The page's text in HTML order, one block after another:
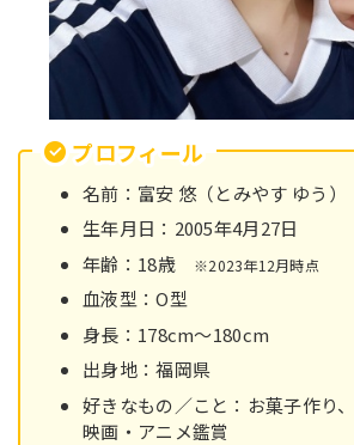
プロフィール
名前：富安 悠（とみやす ゆう）
生年月日：2005年4月27日
年齢：18歳
※2023年12月時点
血液型：O型
身長：178cm～180cm
出身地：福岡県
好きなもの／こと：お菓子作り
映画・アニメ鑑賞